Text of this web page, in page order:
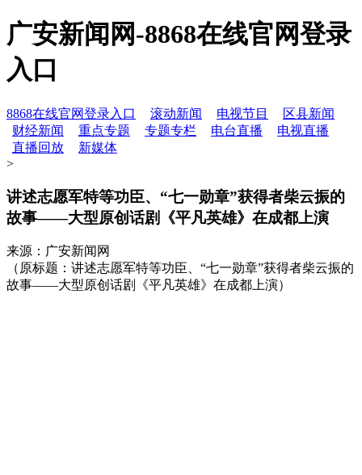
广安新闻网-8868在线官网登录
入口
8868在线官网登录入口 滚动新闻 电视节目
区县新闻
财经新闻
重点专题 专题专栏 电台直播
电视直播
直播回放
新媒体
>
讲述志愿军特等功臣、“七一勋章”获得者柴云振的
故事——大型原创话剧《平凡英雄》在成都上演
来源：广安新闻网
（原标题：讲述志愿军特等功臣、“七一勋章”获得者柴云振的
故事——大型原创话剧《平凡英雄》在成都上演）